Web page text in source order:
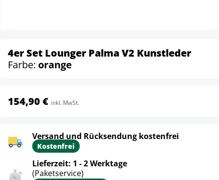
4er Set Lounger Palma V2 Kunstleder
Farbe: orange
154,90 € inkl. MwSt.
Versand und Rücksendung kostenfrei
Kostenfrei
Lieferzeit: 1 - 2 Werktage
(Paketservice)